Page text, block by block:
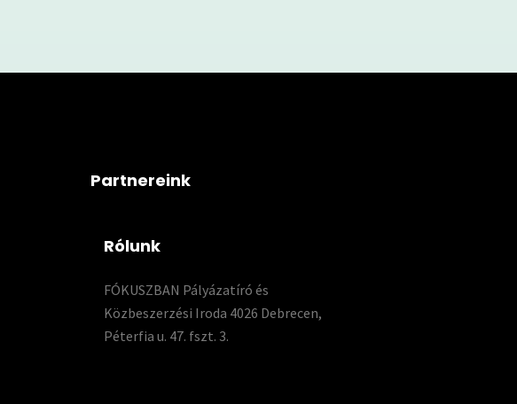
Partnereink
Rólunk
FÓKUSZBAN Pályázatíró és
Közbeszerzési Iroda 4026 Debrecen,
Péterfia u. 47. fszt. 3.